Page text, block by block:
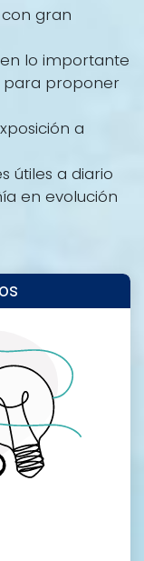
gran
lo importante
para proponer
a
útiles a diario
en evolución